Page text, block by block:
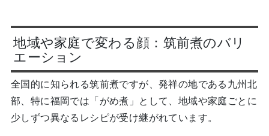
地域や家庭で変わる顔：筑前煮のバリ
エーション
全国的に知られる筑前煮ですが、発祥の地である九州北
部、特に福岡では「がめ煮」として、地域や家庭ごとに
少しずつ異なるレシピが受け継がれています。